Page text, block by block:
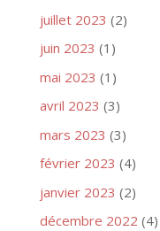
juillet 2023 (2)
juin 2023 (1)
mai 2023 (1)
avril 2023 (3)
mars 2023 (3)
février 2023 (4)
janvier 2023 (2)
décembre 2022 (4)